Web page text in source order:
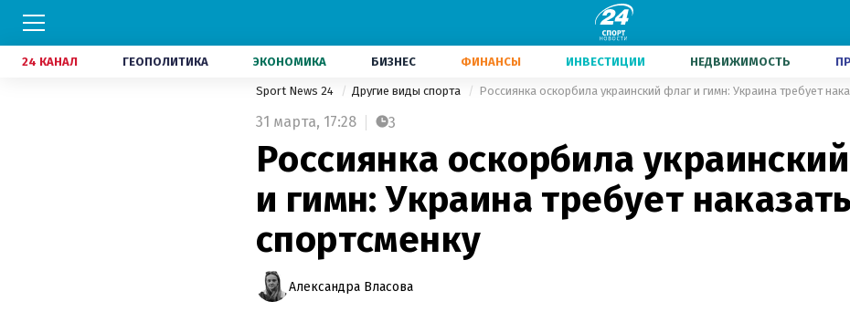
24 КАНАЛ ГЕОПОЛИТИКА ЭКОНОМИКА БИЗНЕС ФИНАНСЫ ИНВЕСТИЦИИ НЕДВИЖИМОСТЬ
Sport News 24 Другие виды спорта Россиянка оскорбила украинский флаг и гимн: Украина требует
31 марта, 17:28 3
Россиянка оскорбила
и гимн: Украина требует наказать
спортсменку
Александра Власова